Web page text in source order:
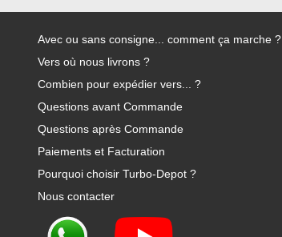
Avec ou sans consigne... comment ça marche ?
Vers où nous livrons ?
Combien pour expédier vers... ?
Questions avant Commande
Questions après Commande
Paiements et Facturation
Pourquoi choisir Turbo-Depot ?
Nous contacter